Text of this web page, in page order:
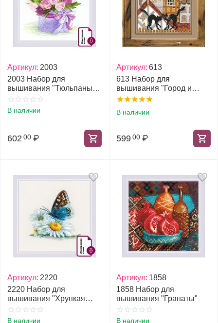
Артикул: 2003
2003 Набор для
вышивания "Тюльпаны в
шляпной коробке"
В наличии
602 00 ₽
Артикул: 613
613 Набор для
вышивания "Город и
кошки. Осень"
В наличии
599 00 ₽
Артикул: 2220
2220 Набор для
вышивания "Хрупкая
красота"
В наличии
Артикул: 1858
1858 Набор для
вышивания "Гранаты"
В наличии